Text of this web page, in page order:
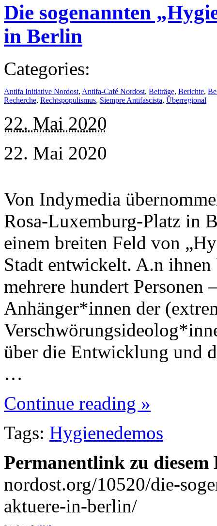
Die sogenannten
in Berlin
Categories:
Antifa Initiative Nordost, Antifa-Café Nordost, Beiträge, Berichte,
Recherche, Rechtspopulismus, Siempre Antifascista, Überregional
22. Mai 2020
22. Mai 2020
Von Indymedia
Rosa-Luxemburg-Platz in
einem breiten Feld von
Stadt entwickelt. A.n
mehrere hundert Personen
Anhänger*innen der
über die Entwicklung und
…
Continue reading »
Tags: Hygienedemos
Permanentlink zu
nordost.org/10520/die-
aktuere-in-berlin/